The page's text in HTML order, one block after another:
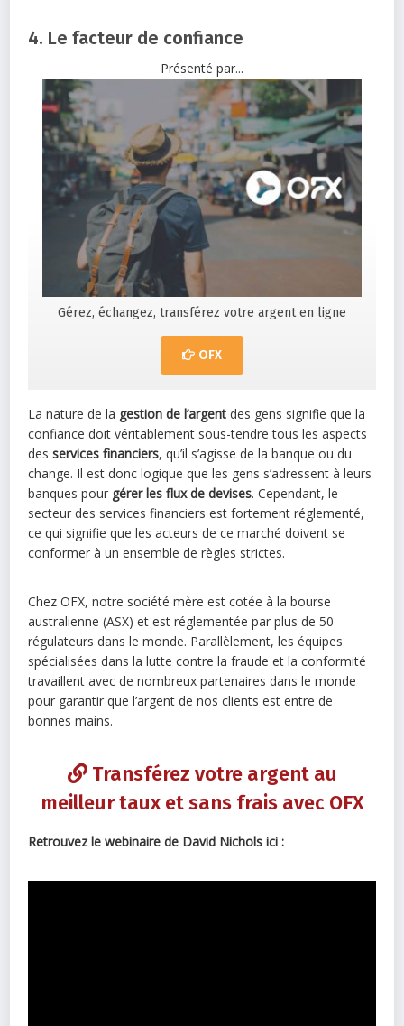
4. Le facteur de confiance
Présenté par...
Gérez, échangez, transférez votre argent en ligne
OFX
La nature de la gestion de l’argent des gens signifie que la
confiance doit véritablement sous-tendre tous les aspects
desservices financiers, qu’il s’agisse de la banque ou du
change. Il est donc logique que les gens s’adressent à leurs
banques pour gérer les flux de devises. Cependant, le
secteur des services financiers est fortement réglementé,
ce qui signifie que les acteurs de ce marché doivent se
conformer à un ensemble de règles strictes.
Chez OFX, notre société mère est cotée à la bourse
australienne (ASX) et est réglementée par plus de 50
régulateurs dans le monde. Parallèlement, les équipes
spécialisées dans la lutte contre la fraude et la conformité
travaillent avec de nombreux partenaires dans le monde
pour garantir que l’argent de nos clients est entre de
bonnes mains.
Transférez votre argent au
meilleur taux et sans frais avec OFX
Retrouvez le webinaire de David Nichols ici :